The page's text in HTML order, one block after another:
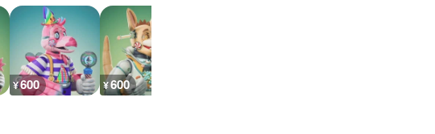
¥600 ¥600